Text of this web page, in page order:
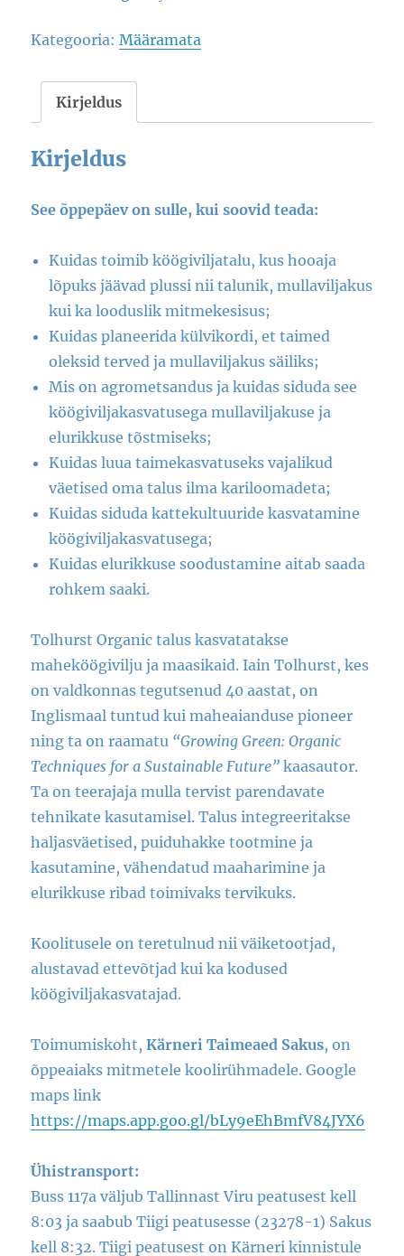
Kategooria:Määramata
Kirjeldus
Kirjeldus
See õppepäev on sulle, kui soovid teada:
Kuidas toimib köögiviljatalu, kus hooaja
lõpuks jäävad plussi nii talunik, mullaviljakus
kui ka looduslik mitmekesisus;
Kuidas planeerida külvikordi, et taimed
oleksid terved ja mullaviljakus säiliks;
Mis on agrometsandus ja kuidas siduda see
köögiviljakasvatusega mullaviljakuse ja
elurikkuse tõstmiseks;
Kuidas luua taimekasvatuseks vajalikud
väetised oma talus ilma kariloomadeta;
Kuidas siduda kattekultuuride kasvatamine
köögiviljakasvatusega;
Kuidas elurikkuse soodustamine aitab saada
rohkem saaki.
Tolhurst Organic talus kasvatatakse
maheköögivilju ja maasikaid. Iain Tolhurst, kes
on valdkonnas tegutsenud 40 aastat, on
Inglismaal tuntud kui maheaianduse pioneer
ning ta on raamatu “Growing Green: Organic
Techniques for a Sustainable Future” kaasautor.
Ta on teerajaja mulla tervist parendavate
tehnikate kasutamisel. Talus integreeritakse
haljasväetised, puiduhakke tootmine ja
kasutamine, vähendatud maaharimine ja
elurikkuse ribad toimivaks tervikuks.
Koolitusele on teretulnud nii väiketootjad,
alustavad ettevõtjad kui ka kodused
köögiviljakasvatajad.
Toimumiskoht,Kärneri Taimeaed Sakus, on
õppeaiaks mitmetele koolirühmadele. Google
maps link
https://maps.app.goo.gl/bLy9eEhBmfV84JYX6
Ühistransport:
Buss 117a väljub Tallinnast Viru peatusest kell
8:03 ja saabub Tiigi peatusesse (23278-1) Sakus
kell 8:32. Tiigi peatusest on Kärneri kinnistule